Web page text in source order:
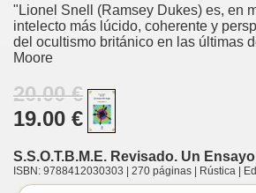
"Lionel Snell (Ramsey Dukes) es, en
intelecto más lúcido, coherente y
del ocultismo británico en las últimas
Moore
20.00 €
19.00 €
S.S.O.T.B.M.E. Revisado. Un
ISBN: 9788412030303 | 270 páginas | Rústica |